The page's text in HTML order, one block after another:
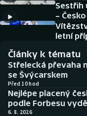
Americký fotbal
Baseball a softbal
Basketbal
Biatlon
Boby a skeleton
NEPŘEHLÉDNĚTE
Historické návraty
Aplikace ČT sport
AZ kvíz
Sestřih
– Česko
letní
Články k tématu
Střelecká převaha
se Švýcarskem
Před 10 hod
Nejlépe placený
podle Forbesu
6. 8. 2026